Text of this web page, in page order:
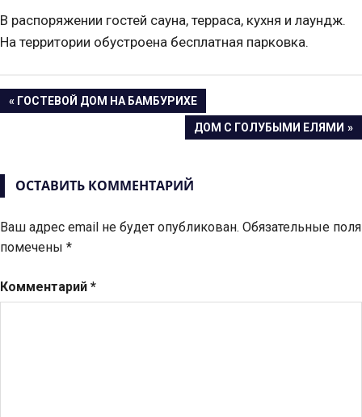
В распоряжении гостей сауна, терраса, кухня и лаундж.
На территории обустроена бесплатная парковка.
Навигация
ПРЕДЫДУЩАЯ
ГОСТЕВОЙ ДОМ НА БАМБУРИХЕ
СЛЕДУЮЩАЯ
ДОМ С ГОЛУБЫМИ ЕЛЯМИ
ОСТАВИТЬ КОММЕНТАРИЙ
Ваш адрес email не будет опубликован. Обязательные поля
помечены *
Комментарий *